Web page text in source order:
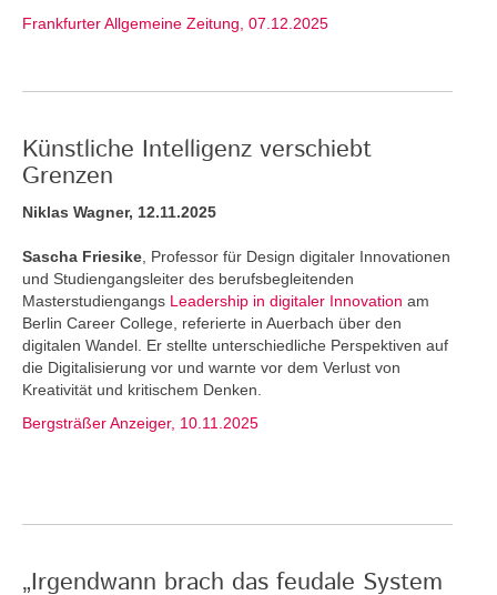
Frankfurter Allgemeine Zeitung, 07.12.2025
Künstliche Intelligenz verschiebt
Grenzen
Niklas Wagner, 12.11.2025
Sascha Friesike , Professor für Design digitaler Innovationen
und Studiengangsleiter des berufsbegleitenden
Masterstudiengangs Leadership in digitaler Innovation am
Berlin Career College, referierte in Auerbach über den
digitalen Wandel. Er stellte unterschiedliche Perspektiven auf
die Digitalisierung vor und warnte vor dem Verlust von
Kreativität und kritischem Denken.
Bergsträßer Anzeiger, 10.11.2025
„Irgendwann brach das feudale System